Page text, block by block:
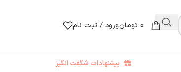
0 تومانورود / ثبت نام
پیشنهادات شگفت انگیز